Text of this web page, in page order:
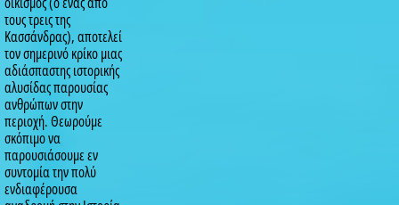
τους τρεις της
Κασσάνδρας), αποτελεί
τον σημερινό κρίκο μιας
αδιάσπαστης ιστορικής
αλυσίδας παρουσίας
ανθρώπων στην
περιοχή. Θεωρούμε
σκόπιμο να
παρουσιάσουμε εν
συντομία την πολύ
ενδιαφέρουσα